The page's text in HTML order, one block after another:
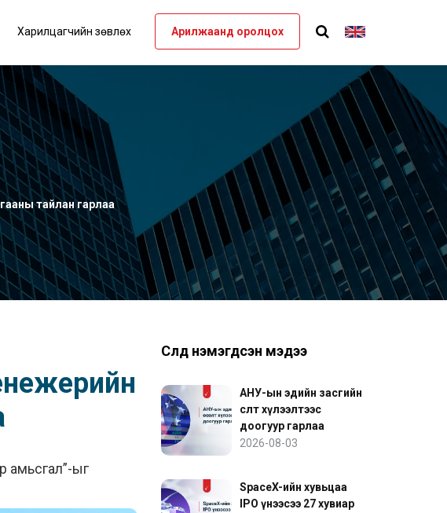
Харилцагчийн зөвлөх Арилжаанд оролцох
тайлан гарлаа
амьсгал”-ыг
Сүүлд нэмэгдсэн мэдээ
АНУ-ын эдийн засгийн
өсөлт хүлээлтээс
доогуур гарлаа
2026-08-03
SpaceX-ийн хувьцаа
IPO үнээсээ 27 хувиар